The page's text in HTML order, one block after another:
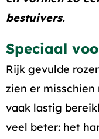
bestuivers.
Speciaal
Rijk gevulde
zien er
vaak lastig
veel beter: het